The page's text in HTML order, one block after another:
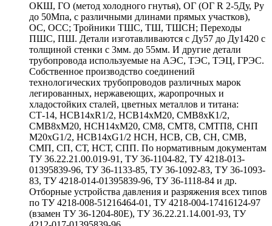
ОКШ, ГО (метод холодного гнутья), ОГ (ОГ R 2-5Ду, Ру
до 50Мпа, с различными длинами прямых участков),
ОС, ОСС; Тройники ТШС, ТШ, ТШСН; Переходы
ПШС, ПШ. Детали изготавливаются с Ду57 до Ду1420 с
толщиной стенки с 3мм. до 55мм. И другие детали
трубопровода используемые на АЭС, ТЭС, ТЭЦ, ГРЭС.
Собственное производство соединений
технологических трубопроводов различных марок
легированных, нержавеющих, жаропрочных и
хладостойких сталей, цветных металлов и титана:
СТ-14, НСВ14хR1/2, НСВ14хМ20, СМВ8хК1/2,
СМВ8хМ20, НСН14хМ20, СМ8, СМТ8, СМТП8, СНП
М20хG1/2, НСВ14хG1/2 НСН, НСВ, СВ, СН, СМВ,
СМП, СП, СТ, НСТ, СПП. По нормативным документам
ТУ 36.22.21.00.019-91, ТУ 36-1104-82, ТУ 4218-013-
01395839-96, ТУ 36-1133-85, ТУ 36-1092-83, ТУ 36-1093-
83, ТУ 4218-014-01395839-96, ТУ 36-1118-84 и др.
Отборные устройства давления и разряжения всех типов
по ТУ 4218-008-51216464-01, ТУ 4218-004-17416124-97
(взамен ТУ 36-1204-80Е), ТУ 36.22.21.14.001-93, ТУ